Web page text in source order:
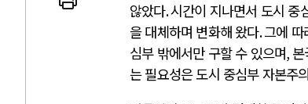
않았다.시간이 지나면서 도시 중
을 대체하며 변화해 왔다.그에 따
심부 밖에서만 구할 수 있으며,
는 필요성은 도시 중심부 자본주
러시아-우